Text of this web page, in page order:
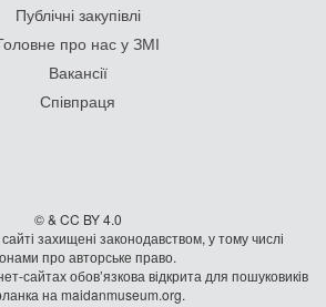
Публічні закупівлі
про нас у ЗМІ
Вакансії
Співпраця
© & CC BY 4.0
захищені законодавством, у тому числі
про авторське право.
сайтах обов’язкова відкрита для пошуковиків
на maidanmuseum.org.